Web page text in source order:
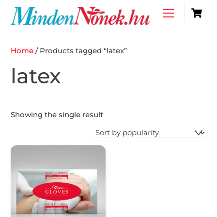
content
Menu
Home / Products tagged “latex”
latex
Showing the single result